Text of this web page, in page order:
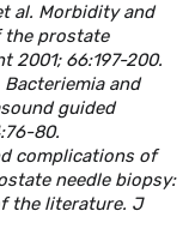
al. Morbidity and
prostate
2001; 66:197-200.
Bacteriemia and
guided
80.
complications of
needle biopsy:
the literature. J